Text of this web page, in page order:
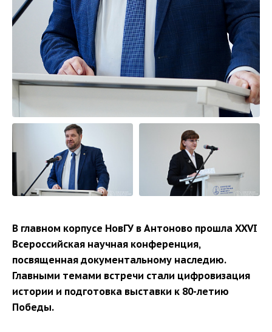
В главном корпусе НовГУ в Антоново прошла XXVI
Всероссийская научная конференция,
посвященная документальному наследию.
Главными темами встречи стали цифровизация
истории и подготовка выставки к 80-летию
Победы.